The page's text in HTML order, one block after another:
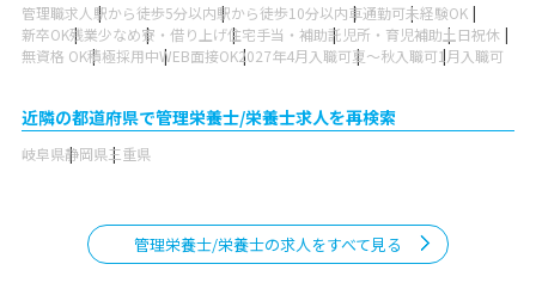
管理職求人 駅から徒歩5分以内駅から徒歩10分以内車通勤可未経験OK
新卒OK残業少なめ寮・借り上げ住宅手当・補助託児所・育児補助土日祝休
無資格 OK積極採用中WEB面接OK2027年4月入職可夏～秋入職可1月入職可
近隣の都道府県で管理栄養士/栄養士求人を再検索
岐阜県静岡県三重県
管理栄養士/栄養士の求人をすべて見る